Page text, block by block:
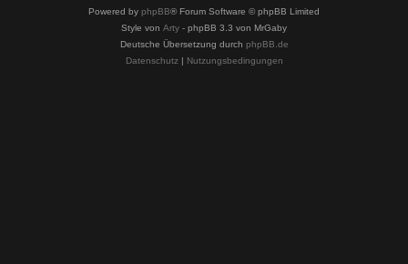
Powered by phpBB® Forum Software © phpBB Limited
Style von Arty - phpBB 3.3 von MrGaby
Deutsche Übersetzung durch phpBB.de
Datenschutz| Nutzungsbedingungen